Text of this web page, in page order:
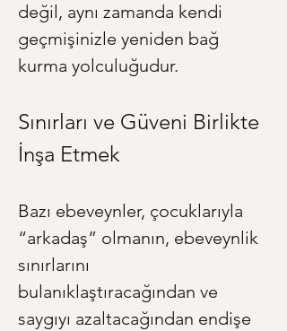
değil, aynı zamanda kendi
geçmişinizle yeniden bağ
kurma yolculuğudur.
Sınırları ve Güveni Birlikte
İnşa Etmek
Bazı ebeveynler, çocuklarıyla
“arkadaş” olmanın, ebeveynlik
sınırlarını
bulanıklaştıracağından ve
saygıyı azaltacağından endişe